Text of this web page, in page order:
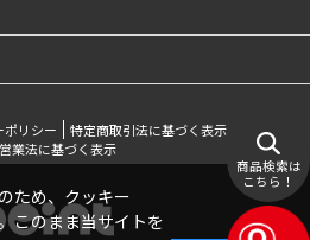
ポリシー
特定商取引法に基づく表示
業法に基づく表示
商品検索は
こちら！
ため、クッキー
このまま当サイトを